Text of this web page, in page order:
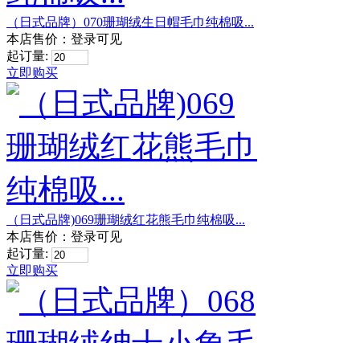
（日式品牌）070珊瑚绒生日帽毛巾纯棉吸...
本店售价： 登录可见
起订量:
立即购买
（日式品牌)069珊瑚绒红花熊毛巾纯棉吸...
本店售价： 登录可见
起订量:
立即购买